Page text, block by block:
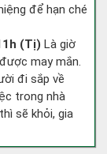
để hạn ché
(Tị) Là giờ
may mắn.
đi sắp về
trong nhà
sẽ khỏi, gia